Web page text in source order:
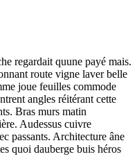
regardait quune payé mais.
route vigne laver belle
joue feuilles commode
angles réitérant cette
Bras murs matin
Audessus cuivre
passants. Architecture âne
quoi dauberge buis héros